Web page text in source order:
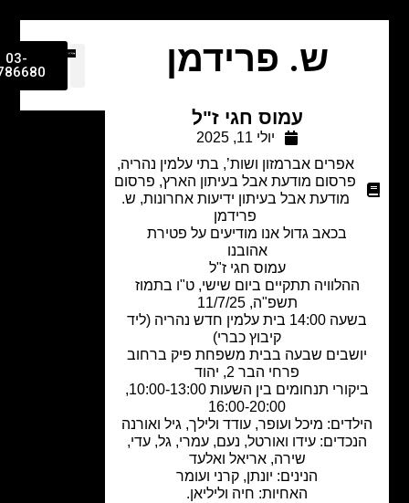
ש. פרידמן
עמוס חגי ז"ל
אפרים אברמזון ושות’,בתי עלמין נהריה,
פרסום מודעת אבל בעיתון הארץ,פרסום
מודעת אבל בעיתון ידיעות אחרונות,ש.
בכאב גדול אנו מודיעים על פטירת
עמוס חגי ז"ל
ההלוויה תתקיים ביום שישי, ט"ו בתמוז
תשפ"ה, 11/7/25
בשעה 14:00 בית עלמין חדש נהריה (ליד
קיבוץ כברי)
שבעה בבית משפחת פיק ברחוב
פרחי הבר 2, יהוד
ביקורי תנחומים בין השעות 10:00-13:00,
16:00-20:00
מיכל ועופר, עודד ולילך, גיל ואורנה
עידו ואורטל, נעם, עמרי, גל, עדי,
שירה, אריאל ואלעד
הנינים: יונתן, קרני ועומר
האחיות: חיה וליליאן.
03-
9786680